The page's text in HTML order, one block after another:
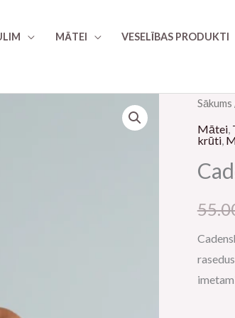
MĀTEI VESELĪBAS PRODUKTI
Sākums
Mātei,
krūti,
ajaks